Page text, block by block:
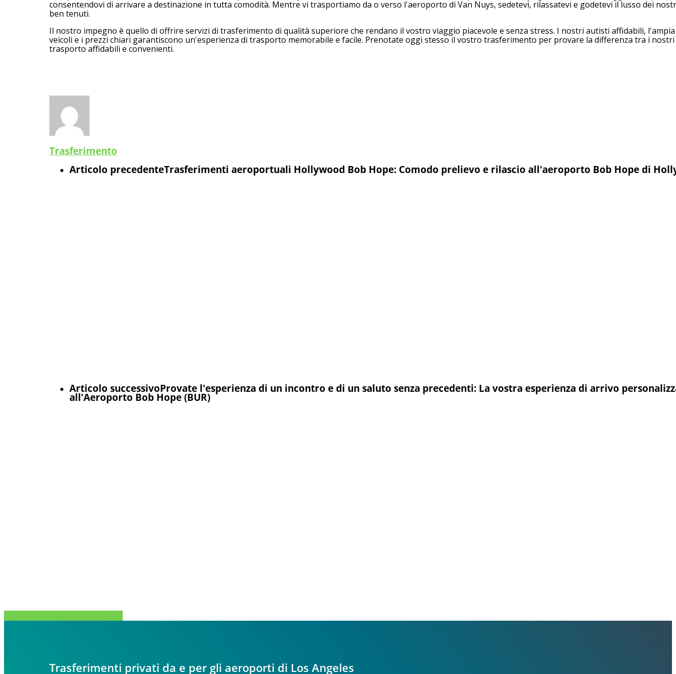
consentendovi di arrivare a destinazione in tutta comodità. Mentre vi trasportiamo da o verso l'aeroporto di Van Nuys, sedetevi, rilassatevi e godetevi il lusso dei
ben tenuti.
Il nostro impegno è quello di offrire servizi di trasferimento di qualità superiore che rendano il vostro viaggio piacevole e senza stress. I nostri autisti affidabili,
veicoli e i prezzi chiari garantiscono un'esperienza di trasporto memorabile e facile. Prenotate oggi stesso il vostro trasferimento per provare la differenza tra i nostri
trasporto affidabili e convenienti.
Trasferimento
Articolo precedenteTrasferimenti aeroportuali Hollywood Bob Hope: Comodo prelievo e rilascio all'aeroporto Bob Hope di
Articolo successivoProvate l'esperienza di un incontro e di un saluto senza precedenti: La vostra esperienza di arrivo
all'Aeroporto Bob Hope (BUR)
Trasferimenti privati da e per gli aeroporti di Los Angeles